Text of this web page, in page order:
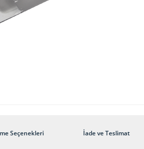
Seçenekleri İade ve Teslimat